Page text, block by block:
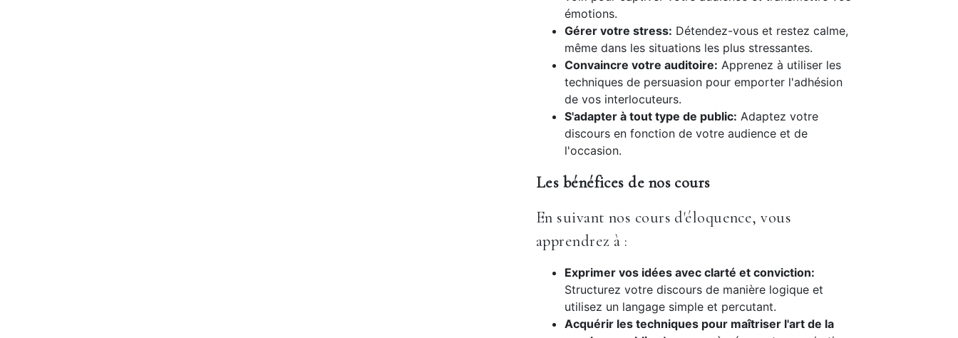
émotions.
Gérer votre stress: Détendez-vous et restez calme,
même dans les situations les plus stressantes.
Convaincre votre auditoire: Apprenez à utiliser les
techniques de persuasion pour emporter l'adhésion
de vos interlocuteurs.
S'adapter à tout type de public: Adaptez votre
discours en fonction de votre audience et de
l'occasion.
Les bénéfices de nos cours
En suivant nos cours d'éloquence, vous
apprendrez à :
Exprimer vos idées avec clarté et conviction:
Structurez votre discours de manière logique et
utilisez un langage simple et percutant.
Acquérir les techniques pour maîtriser l'art de la